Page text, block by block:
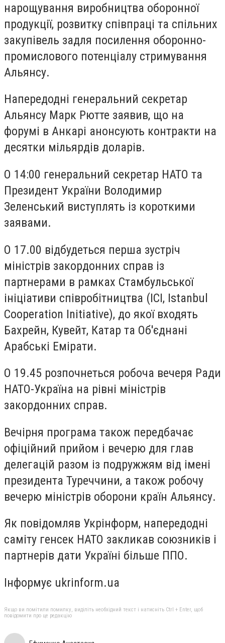
нарощування виробництва оборонної
продукції, розвитку співпраці та спільних
закупівель задля посилення оборонно-
промислового потенціалу стримування
Альянсу.
Напередодні генеральний секретар
Альянсу Марк Рютте заявив, що на
форумі в Анкарі анонсують контракти на
десятки мільярдів доларів.
О 14:00 генеральний секретар НАТО та
Президент України Володимир
Зеленський виступлять із короткими
заявами.
О 17.00 відбудеться перша зустріч
міністрів закордонних справ із
партнерами в рамках Стамбульської
ініціативи співробітництва (ICI, Istanbul
Cooperation Initiative), до якої входять
Бахрейн, Кувейт, Катар та Об'єднані
Арабські Емірати.
О 19.45 розпочнеться робоча вечеря Ради
НАТО-Україна на рівні міністрів
закордонних справ.
Вечірня програма також передбачає
офіційний прийом і вечерю для глав
делегацій разом із подружжям від імені
президента Туреччини, а також робочу
вечерю міністрів оборони країн Альянсу.
Як повідомляв Укрінформ, напередодні
саміту генсек НАТО закликав союзників і
партнерів дати Україні більше ППО.
Інформує ukrinform.ua
Якщо ви помітили помилку, виділіть необхідний текст і натисніть Ctrl + Enter, щоб
повідомити про це редакцію